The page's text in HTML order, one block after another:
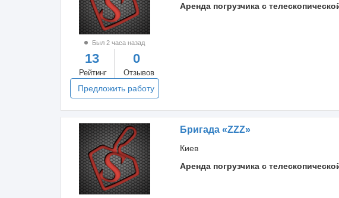
Был 2 часа назад
13
Рейтинг
0
Отзывов
Предложить работу
Аренда погрузчика с
Бригада «ZZZ»
Киев
Аренда погрузчика с